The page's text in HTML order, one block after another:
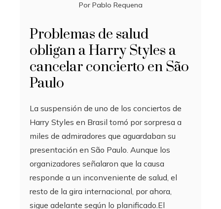
Por Pablo Requena
Problemas de salud
obligan a Harry Styles a
cancelar concierto en São
Paulo
La suspensión de uno de los conciertos de
Harry Styles en Brasil tomó por sorpresa a
miles de admiradores que aguardaban su
presentación en São Paulo. Aunque los
organizadores señalaron que la causa
responde a un inconveniente de salud, el
resto de la gira internacional, por ahora,
sigue adelante según lo planificado.El